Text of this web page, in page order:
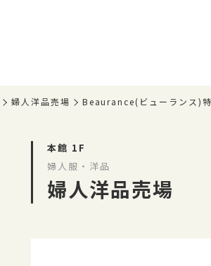
婦人洋品売場 Beaurance(ビューランス)特
本館 1F
婦人服・洋品
婦人洋品売場